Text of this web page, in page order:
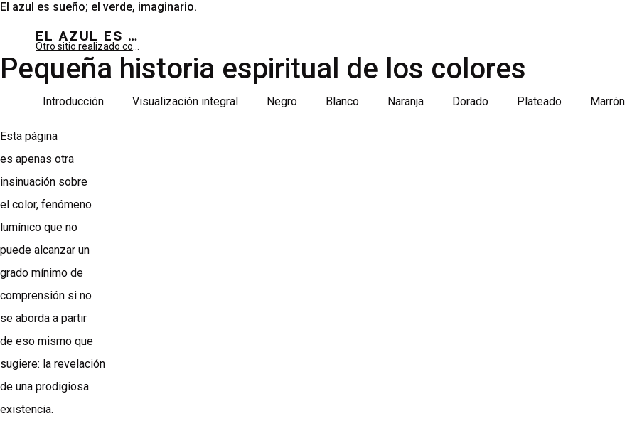
EL AZUL ES SUEÑO; EL VERDE ES IMAGINARIO
Introducción Visualización integral Negro Blanco Naranja Dorado Plateado Marrón
El azul es sueño; el verde, imaginario.
Pequeña historia espiritual de los colores
Esta página
es apenas otra
insinuación sobre
el color, fenómeno
lumínico que no
puede alcanzar un
grado mínimo de
comprensión si no
se aborda a partir
de eso mismo que
sugiere: la revelación
de una prodigiosa
existencia.